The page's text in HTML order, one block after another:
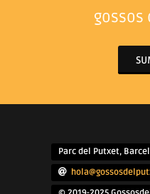
gossos
Parc del Putxet,